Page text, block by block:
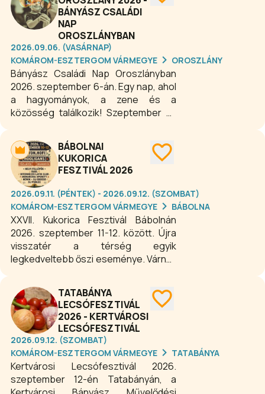
BÁNYÁSZ CSALÁDI
NAP
OROSZLÁNYBAN
2026.09.06. (VASÁRNAP)
KOMÁROM-ESZTERGOM VÁRMEGYE
OROSZLÁNY
Bányász Családi Nap Oroszlányban
2026. szeptember 6-án. Egy nap, ahol
a hagyományok, a zene és a
közösség találkozik! Szeptember 6-
Bányász Családi Nap, a 76. Bányász-
és 34. Villamos Napok kiemelt
kísérőrendezvénye. A Szent Borbála
téren délután 14:30-tól színes családi
programokkal, kiváló fellépőkkel és
egész napos kikapcsolódással
ünnepeljük együtt a
bányászhagyományokat.
BÁBOLNAI
KUKORICA
FESZTIVÁL 2026
2026.09.11. (PÉNTEK) - 2026.09.12. (SZOMBAT)
KOMÁROM-ESZTERGOM VÁRMEGYE
BÁBOLNA
XXVII. Kukorica Fesztivál Bábolnán
2026. szeptember 11-12. között. Újra
visszatér a térség egyik
legkedveltebb őszi eseménye. Várnak
gyerekek kedvencei, a helyi fellépők
műsorai, és persze az esti
nagykoncertek, tűzijátékkal és
hajnalig tartó bulikkal.
TATABÁNYA
LECSÓFESZTIVÁL
2026 - KERTVÁROSI
LECSÓFESZTIVÁL
2026.09.12. (SZOMBAT)
KOMÁROM-ESZTERGOM VÁRMEGYE
TATABÁNYA
Kertvárosi Lecsófesztivál 2026.
szeptember 12-én Tatabányán, a